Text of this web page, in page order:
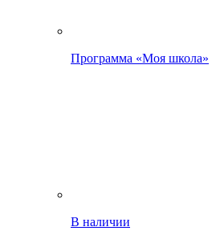
Программа «Моя школа»
В наличии